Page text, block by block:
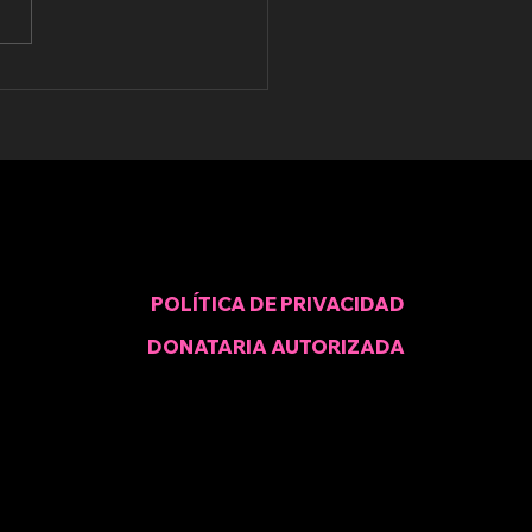
POLÍTICA DE PRIVACIDAD
DONATARIA AUTORIZADA